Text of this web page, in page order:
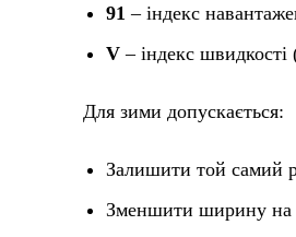
91 – індекс
V – індекс
Для зими допускається:
Залишити той самий
Зменшити ширину на